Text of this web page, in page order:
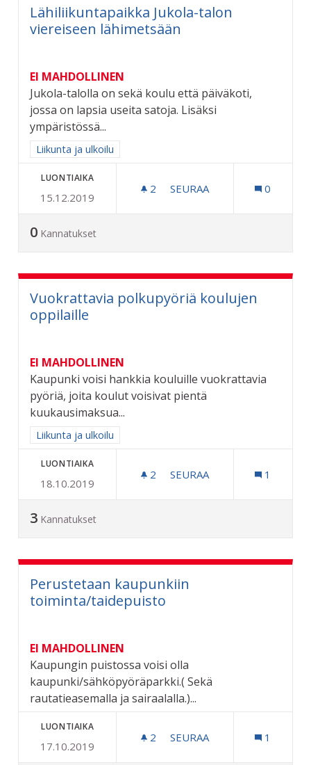
Lähiliikuntapaikka Jukola-talon
viereiseen lähimetsään
EI MAHDOLLINEN
Jukola-talolla on sekä koulu että päiväkoti,
jossa on lapsia useita satoja. Lisäksi
ympäristössä...
Rajaa tulokset aihepiirin mukaan: Liikunta ja ulkoilu
Liikunta ja ulkoilu
LUONTIAIKA
15.12.2019
2 2 SEURAAJAA
SEURAA 0
0 Kannatukset
Vuokrattavia polkupyöriä koulujen
oppilaille
EI MAHDOLLINEN
Kaupunki voisi hankkia kouluille vuokrattavia
pyöriä, joita koulut voisivat pientä
kuukausimaksua...
Rajaa tulokset aihepiirin mukaan: Liikunta ja ulkoilu
Liikunta ja ulkoilu
LUONTIAIKA
18.10.2019
2 2 SEURAAJAA
SEURAA 1
3 Kannatukset
Perustetaan kaupunkiin
toiminta/taidepuisto
EI MAHDOLLINEN
Kaupungin puistossa voisi olla
kaupunki/sähköpyöräparkki.( Sekä
rautatieasemalla ja sairaalalla.)...
LUONTIAIKA
17.10.2019
2 2 SEURAAJAA
SEURAA 1